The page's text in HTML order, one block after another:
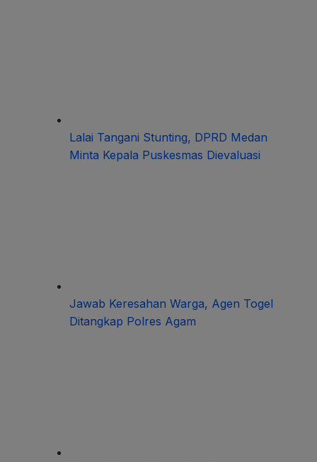
Lalai Tangani Stunting, DPRD Medan
Minta Kepala Puskesmas Dievaluasi
Jawab Keresahan Warga, Agen Togel
Ditangkap Polres Agam